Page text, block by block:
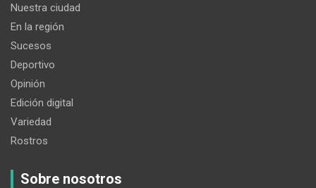
Nuestra ciudad
En la región
Sucesos
Deportivo
Opinión
Edición digital
Variedad
Rostros
Sobre nosotros